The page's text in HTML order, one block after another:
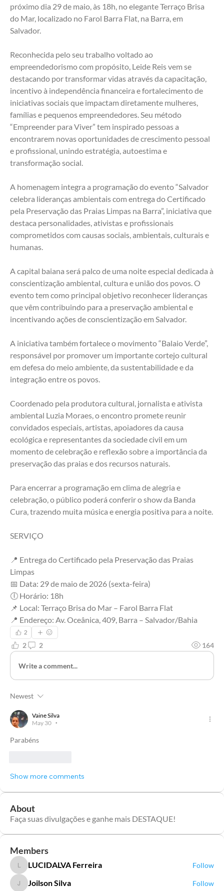
próximo dia 29 de maio, às 18h, no elegante Terraço Brisa
do Mar, localizado no Farol Barra Flat, na Barra, em
Salvador.
Reconhecida pelo seu trabalho voltado ao
empreendedorismo com propósito, Leide Reis vem se
destacando por transformar vidas através da capacitação,
incentivo à independência financeira e fortalecimento de
iniciativas sociais que impactam diretamente mulheres,
famílias e pequenos empreendedores. Seu método
“Empreender para Viver” tem inspirado pessoas a
encontrarem novas oportunidades de crescimento pessoal
e profissional, unindo estratégia, autoestima e
transformação social.
A homenagem integra a programação do evento “Salvador
celebra lideranças ambientais com entrega do Certificado
pela Preservação das Praias Limpas na Barra”, iniciativa que
destaca personalidades, ativistas e profissionais
comprometidos com causas sociais, ambientais, culturais e
humanas.
A capital baiana será palco de uma noite especial dedicada à
conscientização ambiental, cultura e união dos povos. O
evento tem como principal objetivo reconhecer lideranças
que vêm contribuindo para a preservação ambiental e
incentivando ações de conscientização em Salvador.
A iniciativa também fortalece o movimento “Balaio Verde”,
responsável por promover um importante cortejo cultural
em defesa do meio ambiente, da sustentabilidade e da
integração entre os povos.
Coordenado pela produtora cultural, jornalista e ativista
ambiental Luzia Moraes, o encontro promete reunir
convidados especiais, artistas, apoiadores da causa
ecológica e representantes da sociedade civil em um
momento de celebração e reflexão sobre a importância da
preservação das praias e dos recursos naturais.
Para encerrar a programação em clima de alegria e
celebração, o público poderá conferir o show da Banda
Cura, trazendo muita música e energia positiva para a noite.
SERVIÇO
📍 Entrega do Certificado pela Preservação das Praias
Limpas
📅 Data: 29 de maio de 2026 (sexta-feira)
🕕 Horário: 18h
📌 Local: Terraço Brisa do Mar – Farol Barra Flat
📍 Endereço: Av. Oceânica, 409, Barra – Salvador/Bahia
2
2 2 164
Write a comment...
Newest
Vaine Silva
May 30
•
Parabéns
Show more comments
About
Faça suas divulgações e ganhe mais DESTAQUE!
Members
LUCIDALVA Ferreira
LUCIDALVA Ferreira Follow
Joilson Silva
Joilson Silva Follow